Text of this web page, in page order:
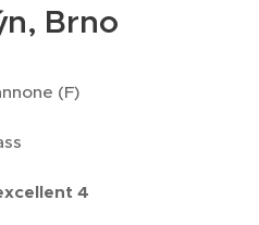
Brno
(F)
4